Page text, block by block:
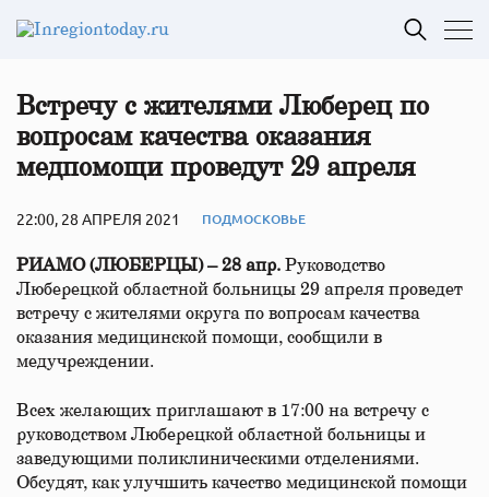
Встречу с жителями Люберец по
вопросам качества оказания
медпомощи проведут 29 апреля
22:00, 28 АПРЕЛЯ 2021 ПОДМОСКОВЬЕ
РИАМО (ЛЮБЕРЦЫ) – 28 апр. Руководство
Люберецкой областной больницы 29 апреля проведет
встречу с жителями округа по вопросам качества
оказания медицинской помощи, сообщили в
медучреждении.
Всех желающих приглашают в 17:00 на встречу с
руководством Люберецкой областной больницы и
заведующими поликлиническими отделениями.
Обсудят, как улучшить качество медицинской помощи